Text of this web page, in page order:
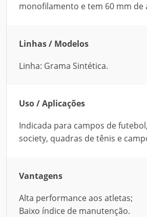
monofilamento e tem 60 mm de
Linhas / Modelos
Linha: Grama Sintética.
Uso / Aplicações
Indicada para campos de
society, quadras de tênis e
Vantagens
Alta performance aos atletas;
Baixo índice de manutenção.